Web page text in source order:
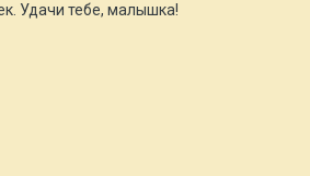
Удачи тебе, малышка!